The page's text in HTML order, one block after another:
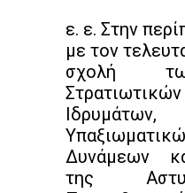
ε. ε. Στην
με τον
σχολή
Δυνάμεων
της